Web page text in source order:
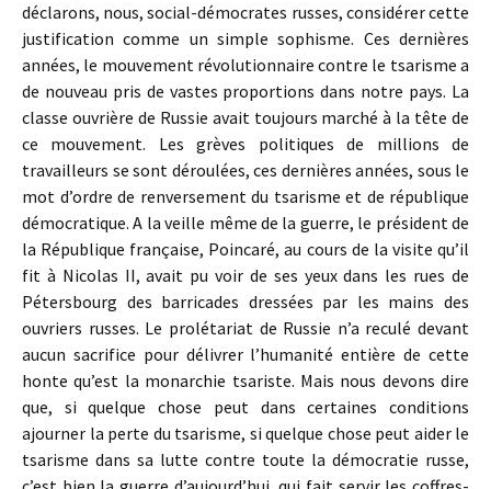
déclarons, nous, social-démocrates russes, considérer cette
justification comme un simple sophisme. Ces dernières
années, le mouvement révolutionnaire contre le tsarisme a
de nouveau pris de vastes proportions dans notre pays. La
classe ouvrière de Russie avait toujours marché à la tête de
ce mouvement. Les grèves politiques de millions de
travailleurs se sont déroulées, ces dernières années, sous le
mot d’ordre de renversement du tsarisme et de république
démocratique. A la veille même de la guerre, le président de
la République française, Poincaré, au cours de la visite qu’il
fit à Nicolas II, avait pu voir de ses yeux dans les rues de
Pétersbourg des barricades dressées par les mains des
ouvriers russes. Le prolétariat de Russie n’a reculé devant
aucun sacrifice pour délivrer l’humanité entière de cette
honte qu’est la monarchie tsariste. Mais nous devons dire
que, si quelque chose peut dans certaines conditions
ajourner la perte du tsarisme, si quelque chose peut aider le
tsarisme dans sa lutte contre toute la démocratie russe,